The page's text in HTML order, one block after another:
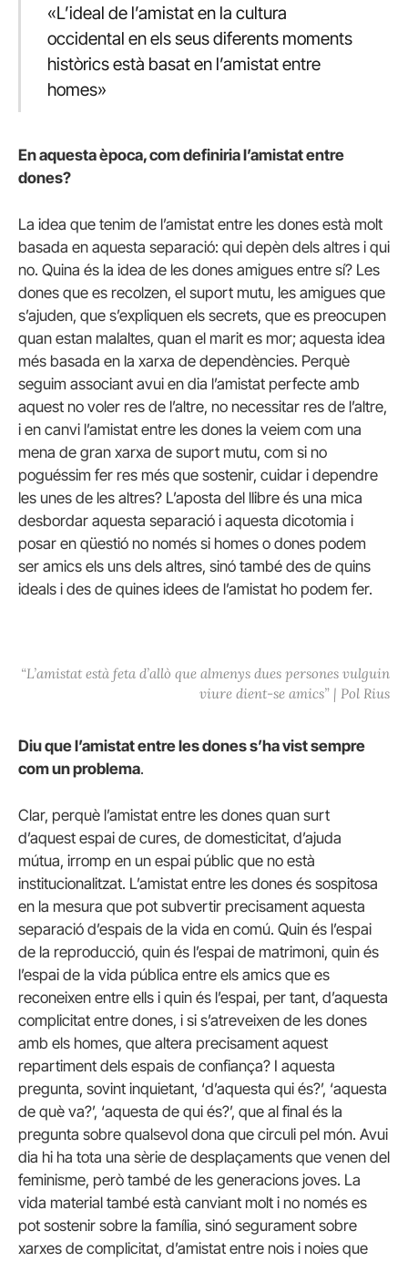
«L’ideal de l’amistat en la cultura
occidental en els seus diferents moments
històrics està basat en l’amistat entre
homes»
En aquesta època, com definiria l’amistat entre
dones?
La idea que tenim de l’amistat entre les dones està molt
basada en aquesta separació: qui depèn dels altres i qui
no. Quina és la idea de les dones amigues entre sí? Les
dones que es recolzen, el suport mutu, les amigues que
s’ajuden, que s’expliquen els secrets, que es preocupen
quan estan malaltes, quan el marit es mor; aquesta idea
més basada en la xarxa de dependències. Perquè
seguim associant avui en dia l’amistat perfecte amb
aquest no voler res de l’altre, no necessitar res de l’altre,
i en canvi l’amistat entre les dones la veiem com una
mena de gran xarxa de suport mutu, com si no
poguéssim fer res més que sostenir, cuidar i dependre
les unes de les altres? L’aposta del llibre és una mica
desbordar aquesta separació i aquesta dicotomia i
posar en qüestió no només si homes o dones podem
ser amics els uns dels altres, sinó també des de quins
ideals i des de quines idees de l’amistat ho podem fer.
“L’amistat està feta d’allò que almenys dues persones vulguin
viure dient-se amics” | Pol Rius
Diu que l’amistat entre les dones s’ha vist sempre
com un problema.
Clar, perquè l’amistat entre les dones quan surt
d’aquest espai de cures, de domesticitat, d’ajuda
mútua, irromp en un espai públic que no està
institucionalitzat. L’amistat entre les dones és sospitosa
en la mesura que pot subvertir precisament aquesta
separació d’espais de la vida en comú. Quin és l’espai
de la reproducció, quin és l’espai de matrimoni, quin és
l’espai de la vida pública entre els amics que es
reconeixen entre ells i quin és l’espai, per tant, d’aquesta
complicitat entre dones, i si s’atreveixen de les dones
amb els homes, que altera precisament aquest
repartiment dels espais de confiança? I aquesta
pregunta, sovint inquietant, ‘d’aquesta qui és?’, ‘aquesta
de què va?’, ‘aquesta de qui és?’, que al final és la
pregunta sobre qualsevol dona que circuli pel món. Avui
dia hi ha tota una sèrie de desplaçaments que venen del
feminisme, però també de les generacions joves. La
vida material també està canviant molt i no només es
pot sostenir sobre la família, sinó segurament sobre
xarxes de complicitat, d’amistat entre nois i noies que